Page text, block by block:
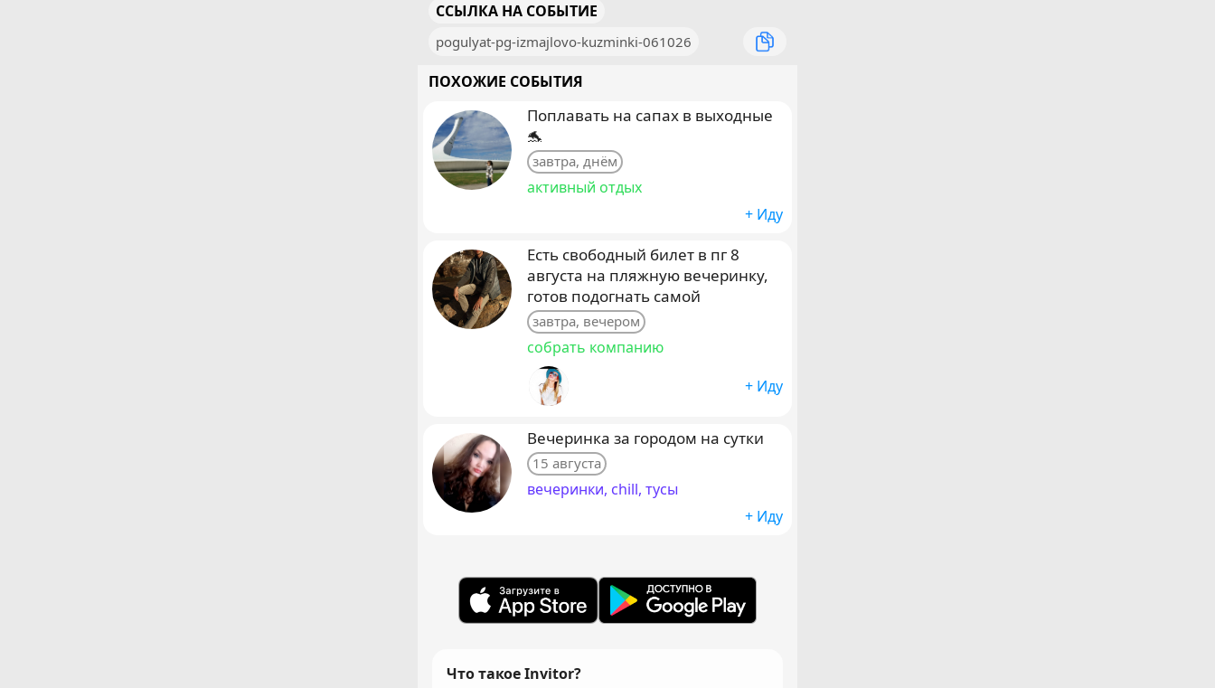
ССЫЛКА НА СОБЫТИЕ
pogulyat-pg-izmajlovo-kuzminki-061026
ПОХОЖИЕ СОБЫТИЯ
Поплавать на сапах в выходные
🐬
завтра, днём
активный отдых
+ Иду
Есть свободный билет в пг 8
августа на пляжную вечеринку,
готов подогнать самой
завтра, вечером
собрать компанию
+ Иду
Вечеринка за городом на сутки
15 августа
вечеринки, chill, тусы
+ Иду
Что такое Invitor?